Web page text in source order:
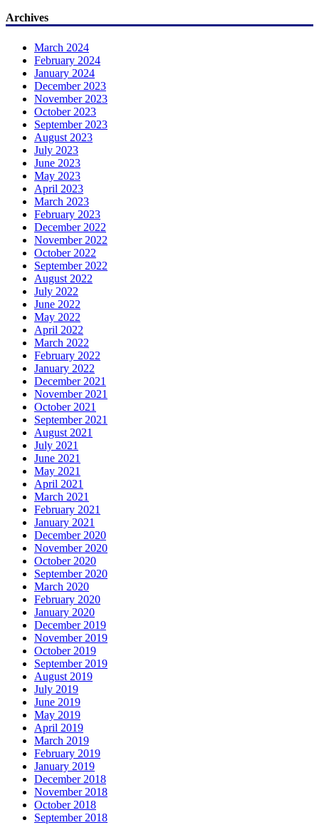
Archives
March 2024
February 2024
January 2024
December 2023
November 2023
October 2023
September 2023
August 2023
July 2023
June 2023
May 2023
April 2023
March 2023
February 2023
December 2022
November 2022
October 2022
September 2022
August 2022
July 2022
June 2022
May 2022
April 2022
March 2022
February 2022
January 2022
December 2021
November 2021
October 2021
September 2021
August 2021
July 2021
June 2021
May 2021
April 2021
March 2021
February 2021
January 2021
December 2020
November 2020
October 2020
September 2020
March 2020
February 2020
January 2020
December 2019
November 2019
October 2019
September 2019
August 2019
July 2019
June 2019
May 2019
April 2019
March 2019
February 2019
January 2019
December 2018
November 2018
October 2018
September 2018